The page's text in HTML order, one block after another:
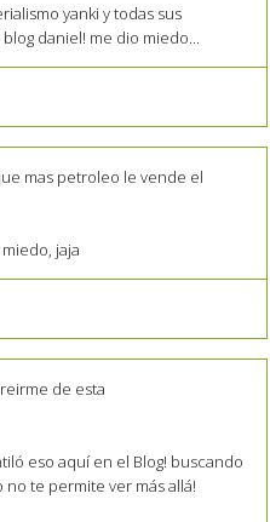
yanki y todas sus
daniel! me dio miedo...
mas petroleo le vende el
jaja
de esta
eso aquí en el Blog! buscando
no te permite ver más allá!